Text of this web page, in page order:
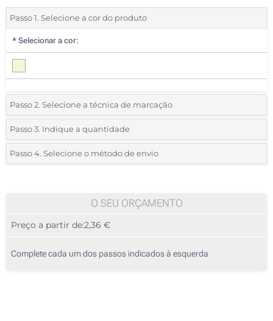
Passo 1. Selecione a cor do produto
* Selecionar a cor:
Passo 2. Selecione a técnica de marcação
*Selecione o tipo de marcação e as cores do logotipo:
1 Cor (Na frente)
Passo 3. Indique a quantidade
*Quantidade mínima:10
20
50
Passo 4. Selecione o método de envio
O SEU ORÇAMENTO
Preço a partir de:2,36 €
Complete cada um dos passos indicados à esquerda